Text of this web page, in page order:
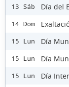
13 Sáb Día del
14 Dom
15 Lun Día
15 Lun Día
15 Lun Día